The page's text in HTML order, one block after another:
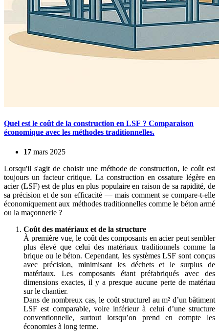
Quel est le coût de la construction en LSF ? Comparaison
économique avec les méthodes traditionnelles.
17 mars 2025
Lorsqu'il s'agit de choisir une méthode de construction, le coût est
toujours un facteur critique. La construction en ossature légère en
acier (LSF) est de plus en plus populaire en raison de sa rapidité, de
sa précision et de son efficacité — mais comment se compare-t-elle
économiquement aux méthodes traditionnelles comme le béton armé
ou la maçonnerie ?
Coût des matériaux et de la structure
À première vue, le coût des composants en acier peut sembler
plus élevé que celui des matériaux traditionnels comme la
brique ou le béton. Cependant, les systèmes LSF sont conçus
avec précision, minimisant les déchets et le surplus de
matériaux. Les composants étant préfabriqués avec des
dimensions exactes, il y a presque aucune perte de matériau
sur le chantier.
Dans de nombreux cas, le coût structurel au m² d’un bâtiment
LSF est comparable, voire inférieur à celui d’une structure
conventionnelle, surtout lorsqu’on prend en compte les
économies à long terme.